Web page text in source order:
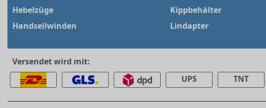
Hebelzüge
Handseilwinden
Kippbehälter
Lindapter
Versendet wird mit:
UPS
TNT